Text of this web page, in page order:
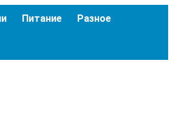
Питание Разное